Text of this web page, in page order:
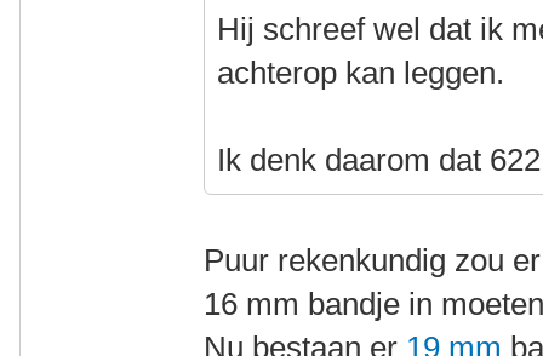
Hij schreef wel dat ik
achterop kan leggen.
Ik denk daarom dat
Puur rekenkundig zou
16 mm bandje in
Nu bestaan er 19 mm